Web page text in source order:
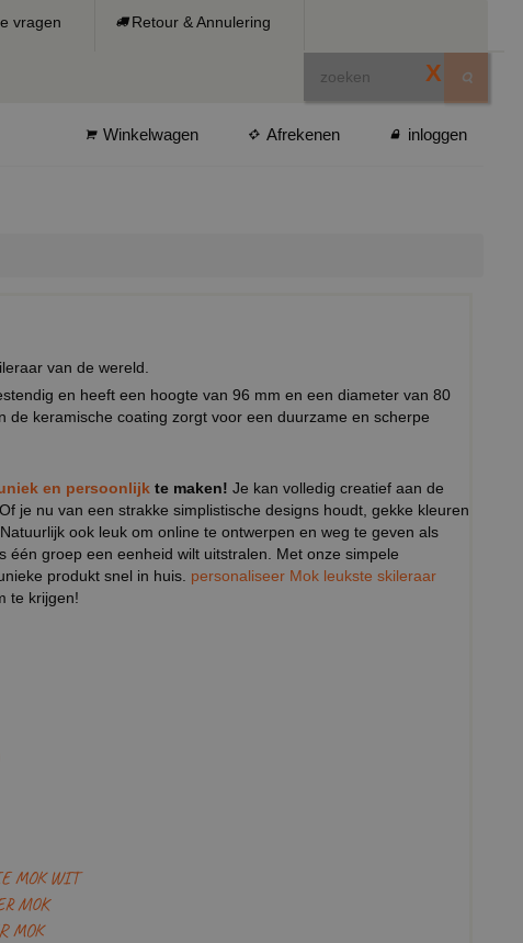
vragen Retour & Annulering
X
Winkelwagen Afrekenen inloggen
van de wereld.
en heeft een hoogte van 96 mm en een diameter van 80
de keramische coating zorgt voor een duurzame en scherpe
en persoonlijk te maken! Je kan volledig creatief aan de
je nu van een strakke simplistische designs houdt, gekke kleuren
ook leuk om online te ontwerpen en weg te geven als
één groep een eenheid wilt uitstralen. Met onze simpele
produkt snel in huis. personaliseer Mok leukste skileraar
te krijgen!
MOK WIT
MOK
MOK